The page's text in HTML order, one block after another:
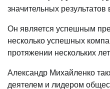
значительных
Он является успешным
несколько успешных
протяжении нескольких
Александр Михайленко
деятелем и лидером